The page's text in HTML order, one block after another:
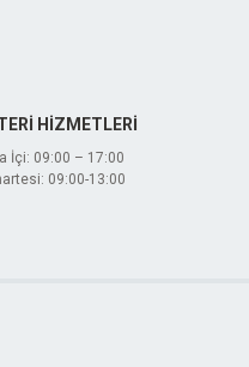
HİZMETLERİ
İçi: 09:00 – 17:00
09:00-13:00